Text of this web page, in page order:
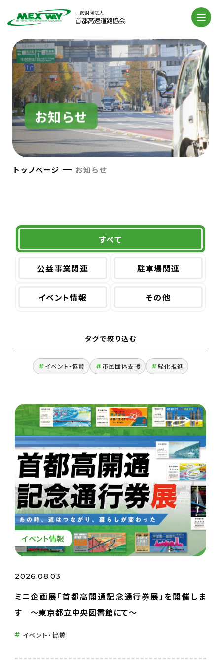
お知らせ
トップページ お知らせ
すべて
公益事業関連 駐車場関連
イベント情報 その他
タグで絞り込む
イベント・協賛 市民団体支援 緑化推進
イベント情報
2026.08.03
ミニ企画展「首都高開通記念通行券展」を開催しま
す ～東京都立中央図書館にて～
イベント・協賛